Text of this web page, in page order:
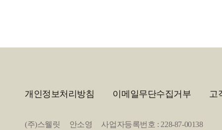
개인정보처리방침 이메일무단수집거부 고
(주)스웰릿 안소영 사업자등록번호 : 228-87-00138